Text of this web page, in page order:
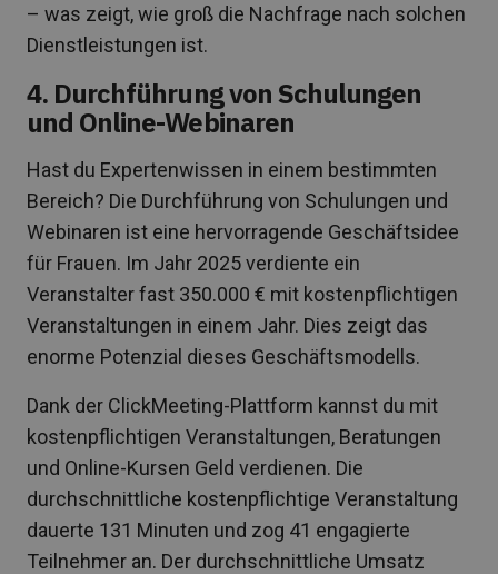
– was zeigt, wie groß die Nachfrage nach solchen
Dienstleistungen ist.
4. Durchführung von Schulungen
und Online-Webinaren
Hast du Expertenwissen in einem bestimmten
Bereich? Die Durchführung von Schulungen und
Webinaren ist eine hervorragende Geschäftsidee
für Frauen. Im Jahr 2025 verdiente ein
Veranstalter fast 350.000 € mit kostenpflichtigen
Veranstaltungen in einem Jahr. Dies zeigt das
enorme Potenzial dieses Geschäftsmodells.
Dank der ClickMeeting-Plattform kannst du mit
kostenpflichtigen Veranstaltungen, Beratungen
und Online-Kursen Geld verdienen. Die
durchschnittliche kostenpflichtige Veranstaltung
dauerte 131 Minuten und zog 41 engagierte
Teilnehmer an. Der durchschnittliche Umsatz